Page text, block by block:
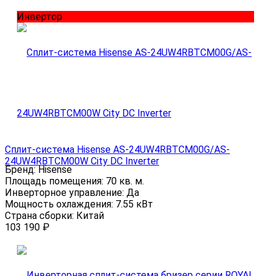
Инвертор
Сплит-система Hisense AS-24UW4RBTCM00G/AS-
24UW4RBTCM00W City DC Inverter
Бренд: Hisense
Площадь помещения: 70 кв. м.
Инверторное управление: Да
Мощность охлаждения: 7.55 кВт
Страна сборки: Китай
103 190 ₽